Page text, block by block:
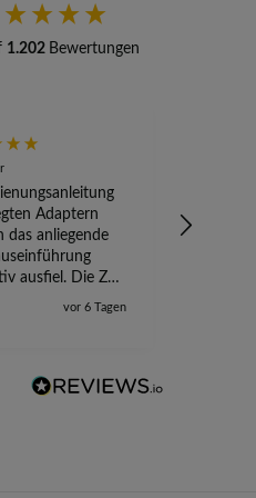
1.202 Bewertungen
Adaptern
das anliegende
ausfiel. Die Zeit
ist jetzt vorbei,
vor 6 Tagen